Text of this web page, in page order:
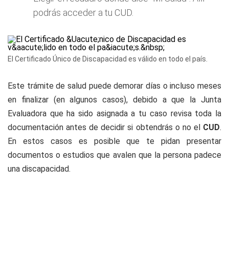
podrás acceder a tu CUD.
El Certificado Único de Discapacidad es válido en todo el país.
Este trámite de salud puede demorar días o incluso meses
en finalizar (en algunos casos), debido a que la Junta
Evaluadora que ha sido asignada a tu caso revisa toda la
documentación antes de decidir si obtendrás o no el CUD.
En estos casos es posible que te pidan presentar
documentos o estudios que avalen que la persona padece
una discapacidad.